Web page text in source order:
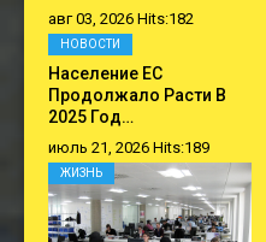
авг 03, 2026 Hits:182
Население ЕС
Продолжало Расти В
2025 Год…
июль 21, 2026 Hits:189
НОВОСТИ
ЖИЗНЬ